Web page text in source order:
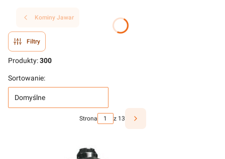
Kominy Jawar
Filtry
Produkty:300
Sortowanie:
Domyślne
Strona z 13